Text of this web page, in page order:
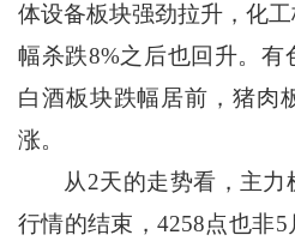
体设备板块强劲拉升，化
幅杀跌8%之后也回升。有
白酒板块跌幅居前，猪肉
涨。
从2天的走势看，主力
行情的结束，4258点也非